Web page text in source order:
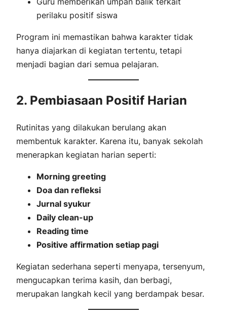
perilaku positif siswa
Program ini memastikan bahwa karakter tidak
hanya diajarkan di kegiatan tertentu, tetapi
menjadi bagian dari semua pelajaran.
2. Pembiasaan Positif Harian
Rutinitas yang dilakukan berulang akan
membentuk karakter. Karena itu, banyak sekolah
menerapkan kegiatan harian seperti:
Morning greeting
Doa dan refleksi
Jurnal syukur
Daily clean-up
Reading time
Positive affirmation setiap pagi
Kegiatan sederhana seperti menyapa, tersenyum,
mengucapkan terima kasih, dan berbagi,
merupakan langkah kecil yang berdampak besar.